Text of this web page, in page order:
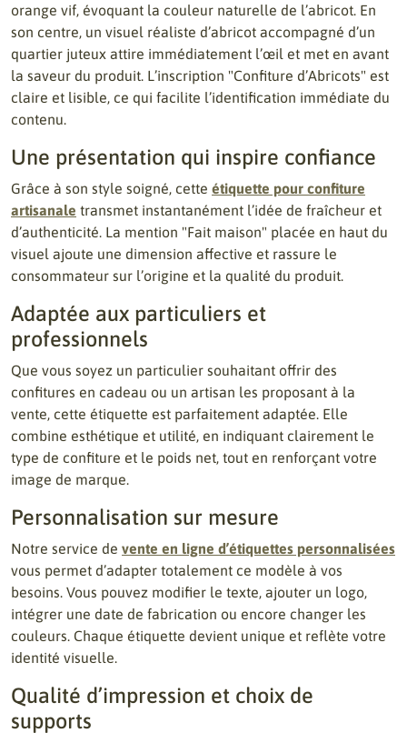
orange vif, évoquant la couleur naturelle de l’abricot. En
son centre, un visuel réaliste d’abricot accompagné d’un
quartier juteux attire immédiatement l’œil et met en avant
la saveur du produit. L’inscription "Confiture d’Abricots" est
claire et lisible, ce qui facilite l’identification immédiate du
contenu.
Une présentation qui inspire confiance
Grâce à son style soigné, cette étiquette pour confiture
artisanale transmet instantanément l’idée de fraîcheur et
d’authenticité. La mention "Fait maison" placée en haut du
visuel ajoute une dimension affective et rassure le
consommateur sur l’origine et la qualité du produit.
Adaptée aux particuliers et
professionnels
Que vous soyez un particulier souhaitant offrir des
confitures en cadeau ou un artisan les proposant à la
vente, cette étiquette est parfaitement adaptée. Elle
combine esthétique et utilité, en indiquant clairement le
type de confiture et le poids net, tout en renforçant votre
image de marque.
Personnalisation sur mesure
Notre service de vente en ligne d’étiquettes personnalisées
vous permet d’adapter totalement ce modèle à vos
besoins. Vous pouvez modifier le texte, ajouter un logo,
intégrer une date de fabrication ou encore changer les
couleurs. Chaque étiquette devient unique et reflète votre
identité visuelle.
Qualité d’impression et choix de
supports